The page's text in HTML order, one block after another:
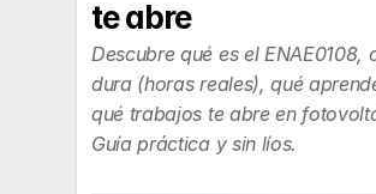
te abre
Descubre qué es el ENAE0108,
dura (horas reales), qué
qué trabajos te abre en
Guía práctica y sin líos.